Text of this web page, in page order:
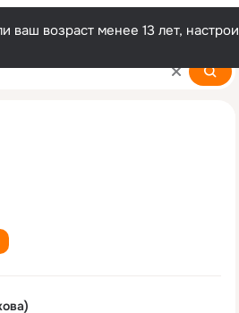
возраст менее 13 лет,